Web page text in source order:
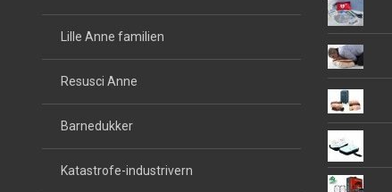
Lille Anne familien
Resusci Anne
Barnedukker
Katastrofe-industrivern